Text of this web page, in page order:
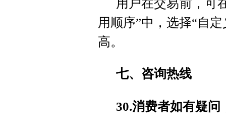
用户在交易前，可
用顺序”中，选择“自
高。
七、咨询热线
30.消费者如有疑